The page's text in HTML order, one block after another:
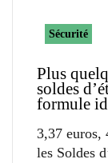
Sécurité
Plus
soldes
formule
3,37 euros,
les Soldes